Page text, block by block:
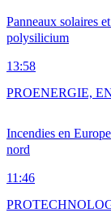
Panneaux solaires
polysilicium
13:58
Incendies en
nord
11:46
PROENERGIE,
PRO